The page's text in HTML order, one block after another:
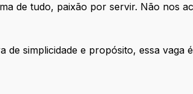
de tudo, paixão por servir. Não nos
simplicidade e propósito, essa vaga